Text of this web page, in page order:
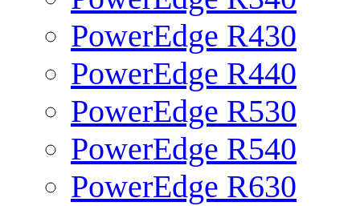
PowerEdge R430
PowerEdge R440
PowerEdge R530
PowerEdge R540
PowerEdge R630